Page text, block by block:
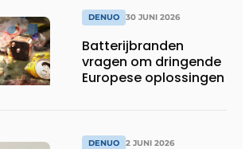
DENUO 30 JUNI 2026
Batterijbranden
vragen om dringende
Europese oplossingen
DENUO 2 JUNI 2026